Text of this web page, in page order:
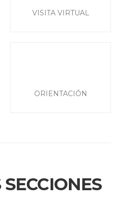
VISITA VIRTUAL
ORIENTACIÓN